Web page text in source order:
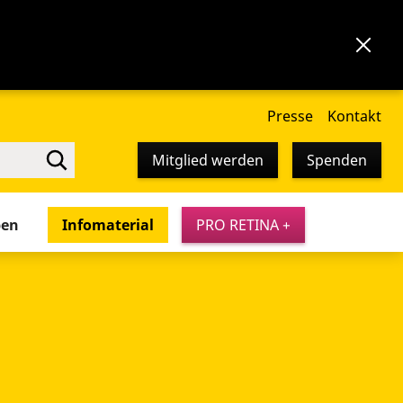
Presse Kontakt
Mitglied werden Spenden
Infomaterial PRO RETINA +